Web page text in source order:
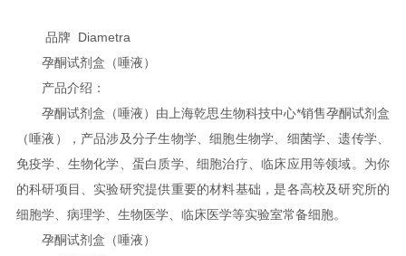
品牌 Diametra
孕酮试剂盒（唾液）
产品介绍：
孕酮试剂盒（唾液）由上海乾思生物科技中心*销售孕酮试剂盒
（唾液），产品涉及分子生物学、细胞生物学、细菌学、遗传学、
免疫学、生物化学、蛋白质学、细胞治疗、临床应用等领域。为你
的科研项目、实验研究提供重要的材料基础，是各高校及研究所的
细胞学、病理学、生物医学、临床医学等实验室常备细胞。
孕酮试剂盒（唾液）